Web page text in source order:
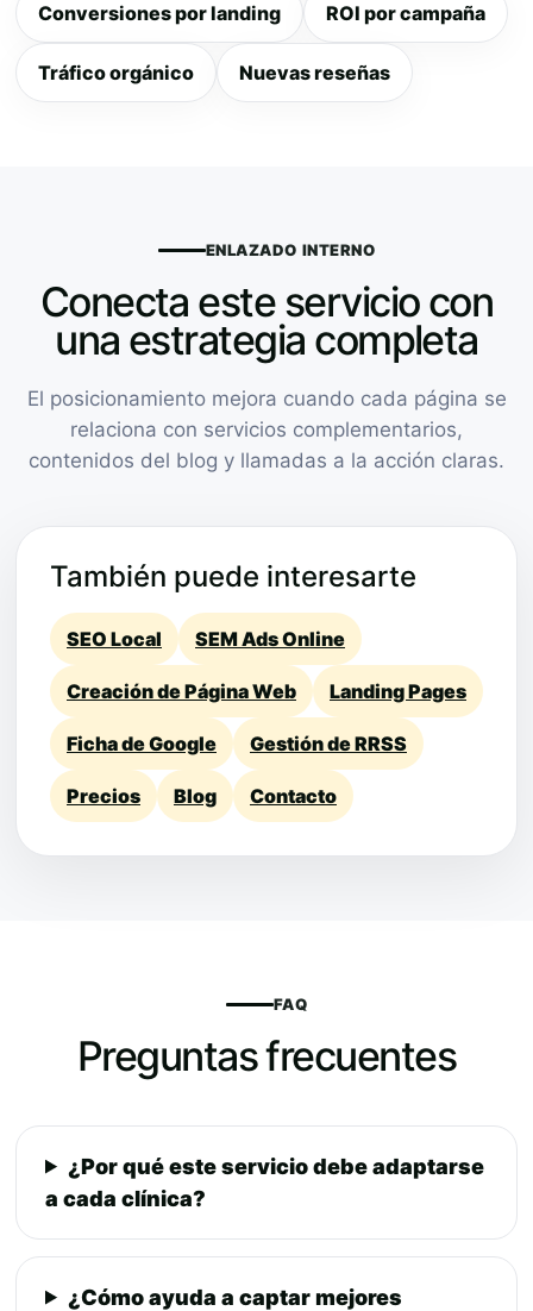
Conversiones por landing ROI por campaña
Tráfico orgánico Nuevas reseñas
ENLAZADO INTERNO
Conecta este servicio con
una estrategia completa
El posicionamiento mejora cuando cada página se
relaciona con servicios complementarios,
contenidos del blog y llamadas a la acción claras.
También puede interesarte
SEO Local SEM Ads Online
Creación de Página Web Landing Pages
Ficha de Google Gestión de RRSS
Precios Blog Contacto
FAQ
Preguntas frecuentes
¿Por qué este servicio debe adaptarse
a cada clínica?
¿Cómo ayuda a captar mejores